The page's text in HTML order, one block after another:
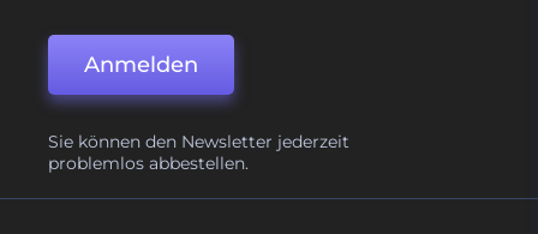
Anmelden
Sie können den Newsletter jederzeit
problemlos abbestellen.